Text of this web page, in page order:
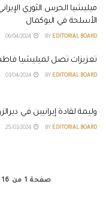
ميليشيا الحرس الثوري
الأسلحة في البوكمال
BY EDITORIAL BOARD
تعزيزات تصل لميليشيا
BY EDITORIAL BOARD
وليمة لقادة إيرانيين في
BY EDITORIAL BOARD
صفحة 1 من 16